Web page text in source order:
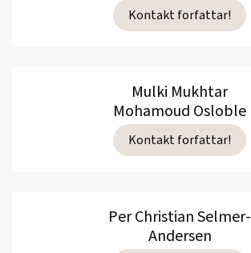
Se alle utgivelserKontakt forfattar!
Mulki Mukhtar
Mohamoud Osloble
Kontakt forfattar!
Per Christian Selmer-
Andersen